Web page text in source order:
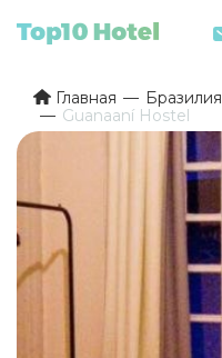
Главная Бразилия
Guanaaní Hostel